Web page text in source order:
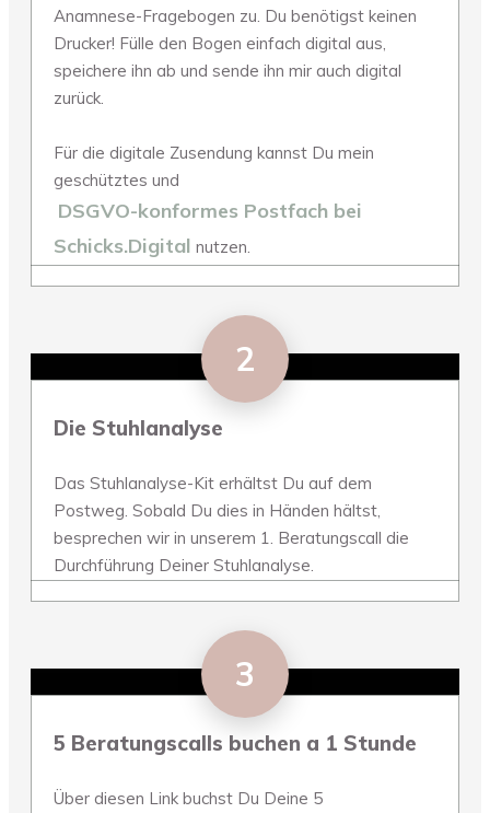
Anamnese-Fragebogen zu. Du benötigst keinen
Drucker! Fülle den Bogen einfach digital aus,
speichere ihn ab und sende ihn mir auch digital
zurück.
Für die digitale Zusendung kannst Du mein
geschütztes und
DSGVO-konformes Postfach bei
Schicks.Digital nutzen.
2
Die Stuhlanalyse
Das Stuhlanalyse-Kit erhältst Du auf dem
Postweg. Sobald Du dies in Händen hältst,
besprechen wir in unserem 1. Beratungscall die
Durchführung Deiner Stuhlanalyse.
3
5 Beratungscalls buchen a 1 Stunde
Über diesen Link buchst Du Deine 5